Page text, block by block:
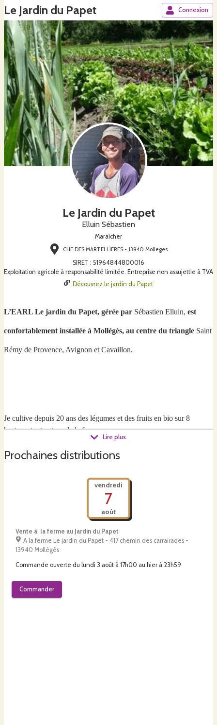
Le Jardin du Papet Connexion
Le Jardin du Papet
Elluin Sébastien
Maraîcher
CHE DES MARTELLIERES - 13940 Molleges
SIRET : 51964844800016
Exploitation agricole à responsabilité limitée. Entreprise non assujettie à TVA
Découvrez le jardin du Papet
L’EARL Le jardin du Papet, gérée par Sébastien Elluin, est
confortablement installée à Mollégès, au centre du triangle Saint
Rémy de Provence, Avignon et Cavaillon.
Je cultive depuis 20 ans des légumes et des fruits en bio sur8
hectares tout autour de la ferme.
De sa création à aujourd’hui un seul
agriculture écologique, naturelle et durable
J’aifait le choix de
panier pour respecter au mieuxmaphilosophie et proposer des
produits frais, naturels et de pleine terre.
Lire plus
Prochaines distributions
vendredi
7
août
Vente à la ferme au Jardin du Papet
A la ferme Le jardin du Papet - 417 chemin des carrairades -
13940 Mollégès
Commande ouverte du lundi 3 août à 17h00 au hier à 23h59
Commander